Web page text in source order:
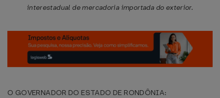
interestadual de mercadoria importada do exterior.
O GOVERNADOR DO ESTADO DE RONDÔNIA: